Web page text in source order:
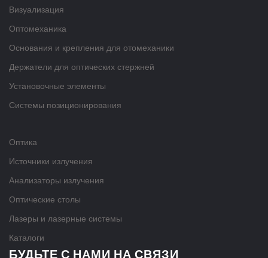
Визуализация
Оптомеханика
Основания и крепления для отомеханики
Держатели для оптических стержней
Установочные элементы
Системы позиционирования
Оптика
Источники излучения
Анализаторы излучения
Оптические столы
Лазеры и лазерные системы
Каталоги
БУДЬТЕ С НАМИ НА СВЯЗИ